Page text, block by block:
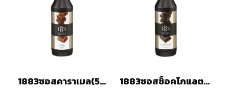
1883ซอสคาราเมล(500ml)
1883ซอสช็อคโกแลต(500ml)